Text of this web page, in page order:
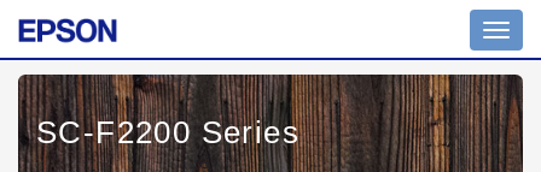
SC-F2200 Series